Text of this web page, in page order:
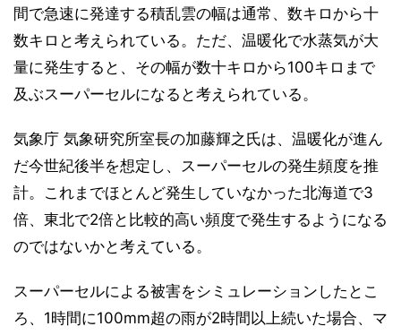
間で急速に発達する積乱雲の幅は通常、数キロから十
数キロと考えられている。ただ、温暖化で水蒸気が大
量に発生すると、その幅が数十キロから100キロまで
及ぶスーパーセルになると考えられている。
気象庁 気象研究所室長の加藤輝之氏は、温暖化が進ん
だ今世紀後半を想定し、スーパーセルの発生頻度を推
計。これまでほとんど発生していなかった北海道で3
倍、東北で2倍と比較的高い頻度で発生するようになる
のではないかと考えている。
スーパーセルによる被害をシミュレーションしたとこ
ろ、1時間に100mm超の雨が2時間以上続いた場合、マ